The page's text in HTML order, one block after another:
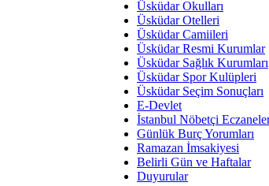
Üsküdar
Üsküdar Okulları
Üsküdar Otelleri
Üsküdar Camiileri
Üsküdar Resmi Kurumlar
Üsküdar Sağlık Kurumları
Üsküdar Spor Kulüpleri
Üsküdar Seçim Sonuçları
E-Devlet
İstanbul Nöbetçi
Günlük Burç Yorumları
Ramazan İmsakiyesi
Belirli Gün ve Haftalar
Duyurular